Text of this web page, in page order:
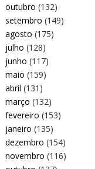
outubro (132)
setembro (149)
agosto (175)
julho (128)
junho (117)
maio (159)
abril (131)
março (132)
fevereiro (153)
janeiro (135)
dezembro (154)
novembro (116)